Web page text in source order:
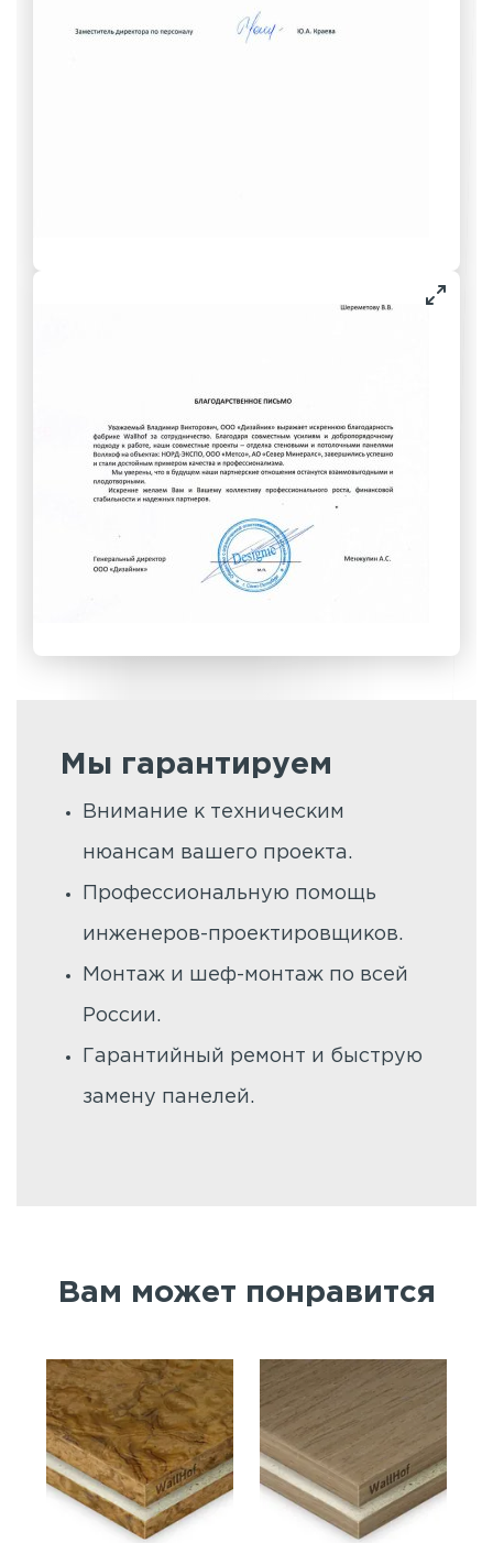
Мы гарантируем
Внимание к техническим
нюансам вашего проекта.
Профессиональную помощь
инженеров-проектировщиков.
Монтаж и шеф-монтаж по всей
России.
Гарантийный ремонт и быструю
замену панелей.
Вам может понравится